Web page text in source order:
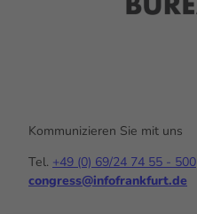
Kommunizieren Sie mit uns
Tel. +49 (0) 69/24 74 55 - 500
congress@infofrankfurt.de